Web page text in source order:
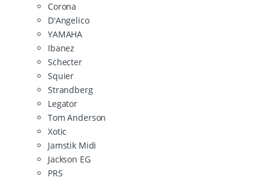
Corona
D'Angelico
YAMAHA
Ibanez
Schecter
Squier
Strandberg
Legator
Tom Anderson
Xotic
Jamstik Midi
Jackson EG
PRS